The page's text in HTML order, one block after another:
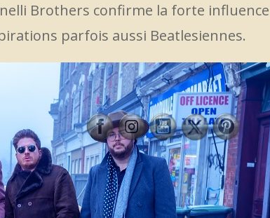
Brothers confirme la forte influence
parfois aussi Beatlesiennes.